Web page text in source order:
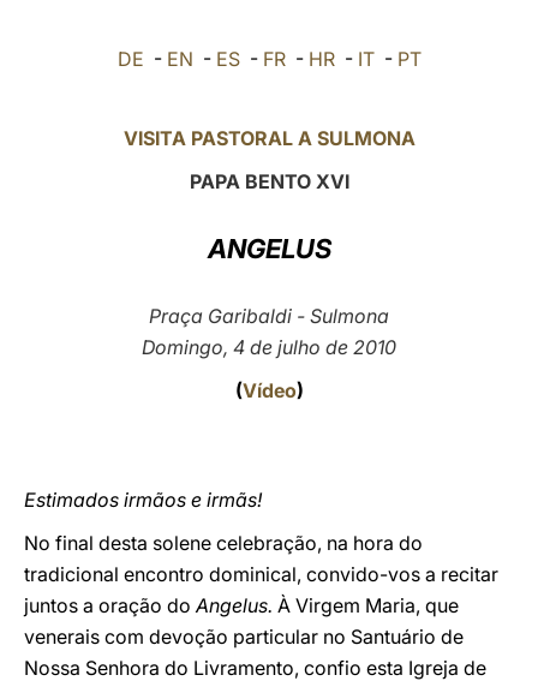
POLSKI
DE - EN - ES- FR- HR- IT- PT
VISITA PASTORAL A SULMONA
PAPA BENTO XVI
ANGELUS
Praça Garibaldi - Sulmona
Domingo, 4 de julho de 2010
(Vídeo)
Estimados irmãos e irmãs!
No final desta solene celebração, na hora do
tradicional encontro dominical, convido-vos a recitar
juntos a oração doAngelus. À Virgem Maria, que
venerais com devoção particular no Santuário de
Nossa Senhora do Livramento, confio esta Igreja de